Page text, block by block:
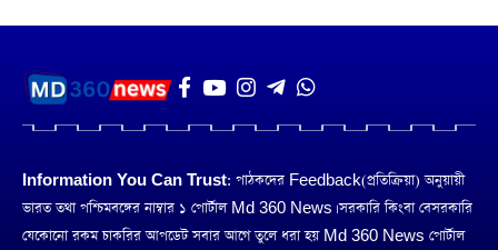
Information You Can Trust: পাঠকদের Feedback(প্রতিক্রিয়া) অনুয়ায়ী
ভারত তথা পশ্চিমবঙ্গের নাম্বার ১ পোর্টাল Md 360 News। সরকারি কিংবা বেসরকারি
যেকোনো রকম চাকরির আপডেট সবার আগে তুলে ধরা হয় Md 360 News পোর্টাল